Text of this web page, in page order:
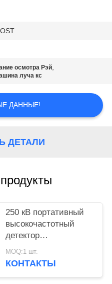
осмотра Рэй,
луча кс
ДАННЫЕ!
ДЕТАЛИ
250 кВ портативный
высокочастотный
детектор
рентгеновских лучей
с проникновением 50
MOQ:1 шт.
КОНТАКТЫ